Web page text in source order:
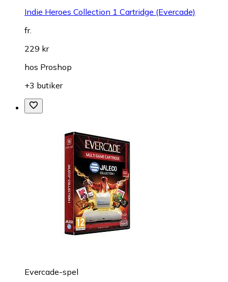
Indie Heroes Collection 1 Cartridge (Evercade)
fr.
229 kr
hos Proshop
+3 butiker
Evercade-spel